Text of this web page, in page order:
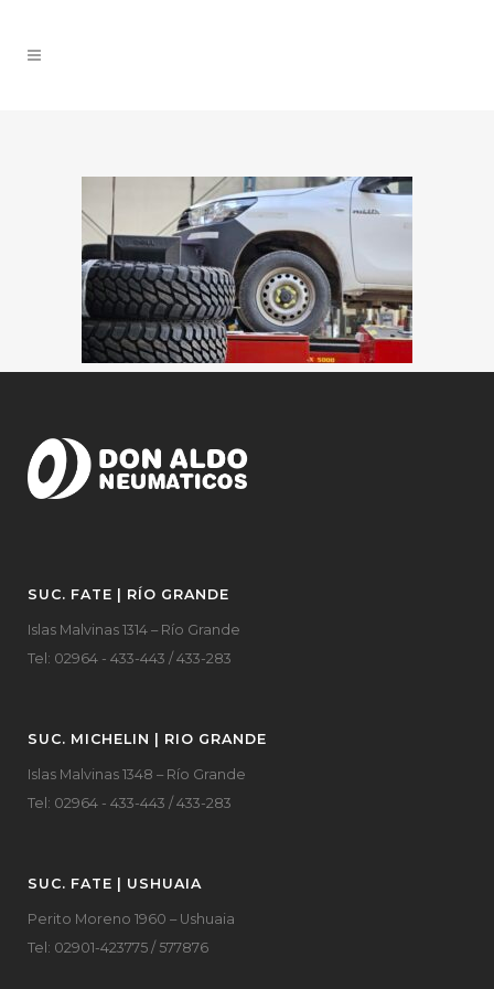
SUC. FATE | RÍO GRANDE
Islas Malvinas 1314 – Río Grande
Tel: 02964 - 433-443 / 433-283
SUC. MICHELIN | RIO GRANDE
Islas Malvinas 1348 – Río Grande
Tel: 02964 - 433-443 / 433-283
SUC. FATE | USHUAIA
Perito Moreno 1960 – Ushuaia
Tel: 02901-423775 / 577876